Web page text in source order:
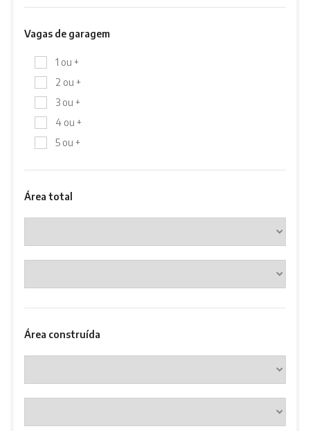
Vagas de garagem
1 ou +
2 ou +
3 ou +
4 ou +
5 ou +
Área total
Área construída